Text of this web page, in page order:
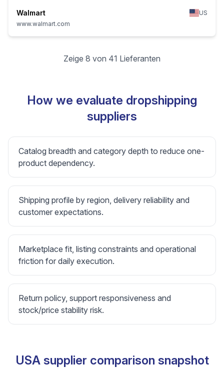
Walmart
US
www.walmart.com
Zeige 8 von 41 Lieferanten
How we evaluate dropshipping
suppliers
Catalog breadth and category depth to reduce one-
product dependency.
Shipping profile by region, delivery reliability and
customer expectations.
Marketplace fit, listing constraints and operational
friction for daily execution.
Return policy, support responsiveness and
stock/price stability risk.
USA supplier comparison snapshot